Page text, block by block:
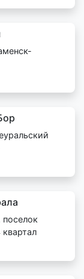
поселок